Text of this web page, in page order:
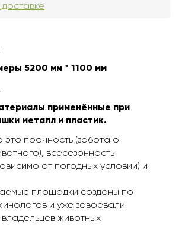
5200 мм * 1100 мм
применённые при
металл и пластик.
это прочность (забота о
всесезонность
от погодных условий) и
площадки созданы по
и уже завоевали
животных